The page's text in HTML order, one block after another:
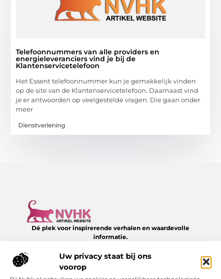
Uw privacy staat bij ons
voorop
Telefoonnummers van alle providers en
energieleveranciers vind je bij de
Klantenservicetelefoon
Het Essent telefoonnummer kun je gemakkelijk vinden
op de site van de Klantenservicetelefoon. Daarnaast vind
je er antwoorden op veelgestelde vragen. Die gaan onder
meer
Dienstverlening
Dé plek voor inspirerende verhalen en waardevolle
informatie.
dagelijks leven – van slimme tips tot verrassende inzichten,
allemaal te vinden op NVHK.nl.